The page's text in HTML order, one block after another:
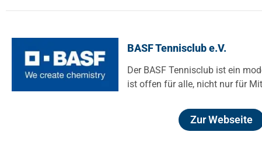
BASF Tennisclub e.V.
Der BASF Tennisclub ist ein
ist offen für alle, nicht nur für
Zur Webseite